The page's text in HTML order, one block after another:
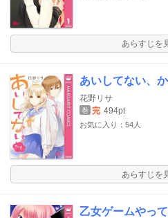
あらすじを
あいしてない、か
花野リサ
巻 完 494pt
お気に入り：54人
あらすじを
乙女ゲームやって